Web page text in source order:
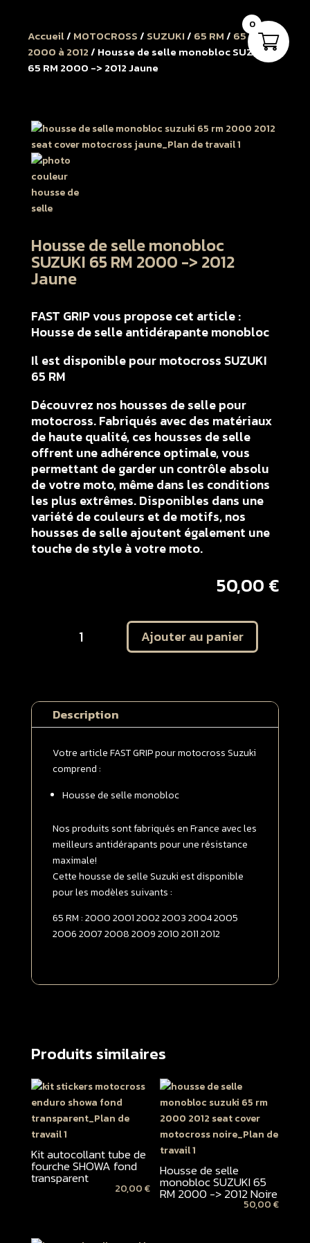
Accueil/ MOTOCROSS/ SUZUKI/ 65 RM/ 65 RM
2000 à 2012/ Housse de selle monobloc SUZUKI
65 RM 2000 -> 2012 Jaune
Housse de selle monobloc
SUZUKI 65 RM 2000 -> 2012
Jaune
FAST GRIP vous propose cet article :
Housse de selle antidérapante monobloc
Il est disponible pour motocross SUZUKI
65 RM
Découvrez nos housses de selle pour
motocross. Fabriqués avec des matériaux
de haute qualité, ces housses de selle
offrent une adhérence optimale, vous
permettant de garder un contrôle absolu
de votre moto, même dans les conditions
les plus extrêmes. Disponibles dans une
variété de couleurs et de motifs, nos
housses de selle ajoutent également une
touche de style à votre moto.
50,00 €
monobloc
SUZUKI
RM
2000
>
Jaune
Ajouter au panier
Description
Votre article FAST GRIP pour motocross Suzuki
comprend :
Housse de selle monobloc
Nos produits sont fabriqués en France avec les
meilleurs antidérapants pour une résistance
maximale!
Cette housse de selle Suzuki est disponible
pour les modèles suivants :
65 RM : 2000 2001 2002 2003 2004 2005
2006 2007 2008 2009 2010 2011 2012
Produits similaires
Kit autocollant tube de
fourche SHOWA fond
transparent
20,00€
Housse de selle
monobloc SUZUKI 65
RM 2000 -> 2012 Noire
50,00€
0